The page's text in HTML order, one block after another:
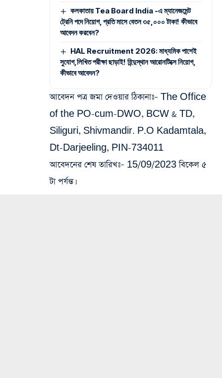
কলকাতায় Tea Board India -এ ম্যানেজমেন্ট
ট্রেনি পদে নিয়োগ, প্রতি মাসে বেতন ৩৫,০০০ টাকা! কীভাবে
আবেদন করবেন?
HAL Recruitment 2026: মাধ্যমিক পাশেই
সুযোগ,লিখিত পরীক্ষা ছাড়াই! হিন্দুস্থান আরোনটিক্সে নিয়োগ,
কীভাবে আবেদন?
আবেদন পত্র জমা দেওয়ার ঠিকানাঃ– The Office
of the PO-cum-DWO, BCW & TD,
Siliguri, Shivmandir. P.O Kadamtala,
Dt-Darjeeling, PIN-734011
আবেদনের শেষ তারিখঃ– 15/09/2023 বিকেল ৫
টা পর্যন্ত।